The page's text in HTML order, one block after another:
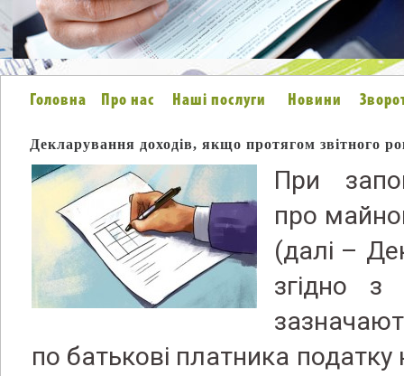
Головна Про нас Наші послуги Новини
Декларування доходів, якщо протягом звітного
При
про
(далі –
згідно з
по батькові платника